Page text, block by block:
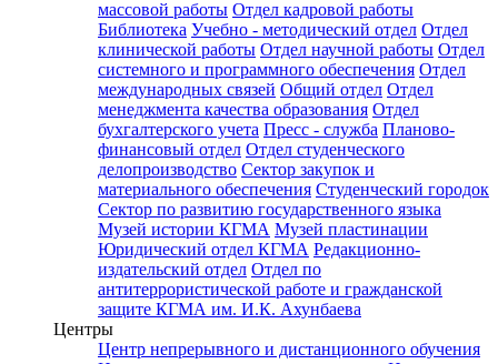
массовой работы Отдел кадровой работы
Библиотека Учебно - методический отдел Отдел
клинической работы Отдел научной работы Отдел
системного и программного обеспечения Отдел
международных связей Общий отдел Отдел
менеджмента качества образования Отдел
бухгалтерского учета Пресс - служба Планово-
финансовый отдел Отдел студенческого
делопроизводство Сектор закупок и
материального обеспечения Студенческий городок
Сектор по развитию государственного языка
Музей истории КГМА Музей пластинации
Юридический отдел КГМА Редакционно-
издательский отдел Отдел по
антитеррористической работе и гражданской
защите КГМА им. И.К. Ахунбаева
Центры
Центр непрерывного и дистанционного обучения